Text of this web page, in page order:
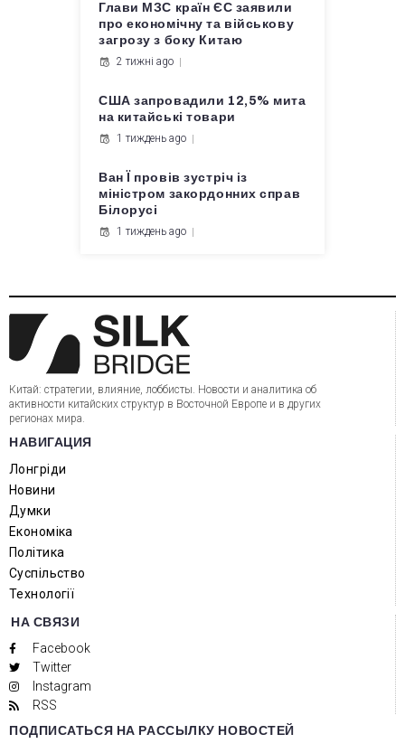
Глави МЗС країн ЄС заявили
про економічну та військову
загрозу з боку Китаю
2 тижні ago
США запровадили 12,5% мита
на китайські товари
1 тиждень ago
Ван Ї провів зустріч із
міністром закордонних справ
Білорусі
1 тиждень ago
Китай: стратегии, влияние, лоббисты. Новости и аналитика об
активности китайских структур в Восточной Европе и в других
регионах мира.
НАВИГАЦИЯ
Лонгріди
Новини
Думки
Економіка
Політика
Суспільство
Технології
НА СВЯЗИ
Facebook
Twitter
Instagram
RSS
ПОДПИСАТЬСЯ НА РАССЫЛКУ НОВОСТЕЙ